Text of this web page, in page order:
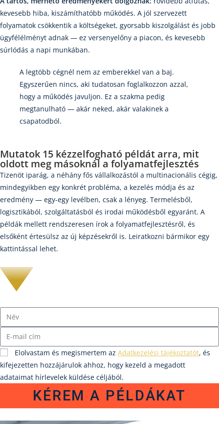
kevesebb hiba, kiszámíthatóbb működés. A jól szervezett
folyamatok csökkentik a költségeket, gyorsabb kiszolgálást és jobb
ügyfélélményt adnak — ez versenyelőny a piacon, és kevesebb
súrlódás a napi munkában.
A legtöbb cégnél nem az emberekkel van a baj.
Egyszerűen nincs, aki tudatosan foglalkozzon azzal,
hogy a működés javuljon. Ez a szakma pedig
megtanulható — akár neked, akár valakinek a
csapatodból.
Mutatok 15 kézzelfogható példát arra, mit
oldott meg másoknál a folyamatfejlesztés
Tizenöt iparág, a néhány fős vállalkozástól a multinacionális cégig,
mindegyikben egy konkrét probléma, a kezelés módja és az
eredmény — egy-egy levélben, csak a lényeg. Termelésből,
logisztikából, szolgáltatásból és irodai működésből egyaránt. A
példák mellett rendszeresen írok a folyamatfejlesztésről, és
elsőként értesülsz az új képzésekről is. Leiratkozni bármikor egy
kattintással lehet.
Elolvastam és megismertem az Adatkezelési tájékoztatót, és
kifejezetten hozzájárulok ahhoz, hogy kezeld a megadott
adataimat hírlevelek küldése céljából.
KÉREM A PÉLDÁKAT